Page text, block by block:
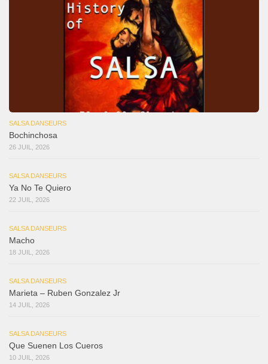
SALSA DANSEURS
Bochinchosa
26 JUIL, 2026
SALSA DANSEURS
Ya No Te Quiero
22 JUIL, 2026
SALSA DANSEURS
Macho
18 JUIL, 2026
SALSA DANSEURS
Marieta – Ruben Gonzalez Jr
14 JUIL, 2026
SALSA DANSEURS
Que Suenen Los Cueros
10 JUIL, 2026